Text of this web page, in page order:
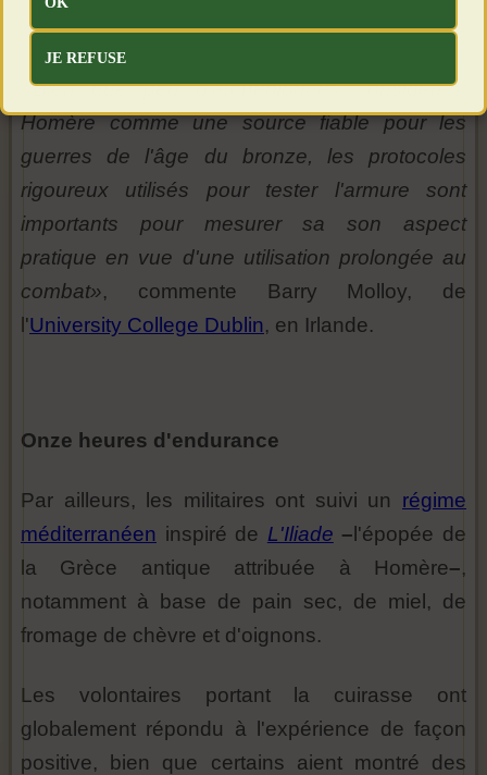
poète épique.
«Bien que peu d'archéologues considèrent
Homère comme une source fiable pour les
guerres de l'âge du bronze, les protocoles
rigoureux utilisés pour tester l'armure sont
importants pour mesurer sa son aspect
pratique en vue d'une utilisation prolongée au
combat», commente Barry Molloy, de
l'University College Dublin, en Irlande.
Onze heures d'endurance
Par ailleurs, les militaires ont suivi un régime
méditerranéen inspiré de L'Iliade –l'épopée de
la Grèce antique attribuée à Homère–,
notamment à base de pain sec, de miel, de
fromage de chèvre et d'oignons.
Les volontaires portant la cuirasse ont
globalement répondu à l'expérience de façon
positive, bien que certains aient montré des
JE REFUSE